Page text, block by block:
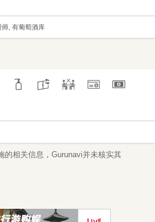
, 有葡萄酒库
的相关信息，Gurunavi并未核实其